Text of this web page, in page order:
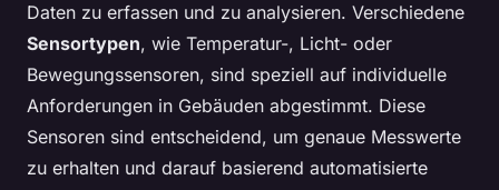
Daten zu erfassen und zu analysieren. Verschiedene
Sensortypen, wie Temperatur-, Licht- oder
Bewegungssensoren, sind speziell auf individuelle
Anforderungen in Gebäuden abgestimmt. Diese
Sensoren sind entscheidend, um genaue Messwerte
zu erhalten und darauf basierend automatisierte